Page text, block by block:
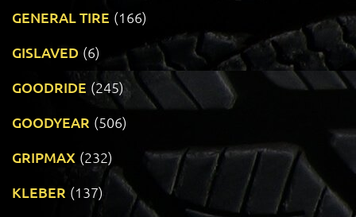
GENERAL TIRE (166)
GISLAVED (6)
GOODRIDE (245)
GOODYEAR (506)
GRIPMAX (232)
KLEBER (137)